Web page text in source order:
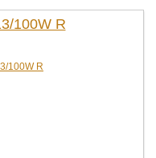
100W R